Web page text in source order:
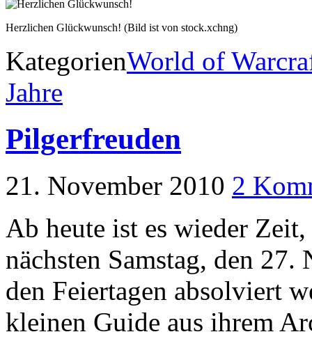
Herzlichen Glückwunsch! (Bild ist von stock.xchng)
KategorienWorld of
Jahre
Pilgerfreuden
21. November 2010 2
Ab heute ist es wieder
nächsten Samstag, den
den Feiertagen absolviert
kleinen Guide aus ihrem